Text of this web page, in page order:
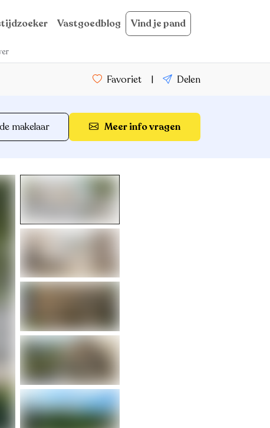
Vastgoedblog Vind je pand
Favoriet | Delen
makelaar Meer info vragen